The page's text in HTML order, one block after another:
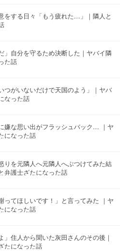
をする日々「もう疲れた…」｜隣人と
」自分を守るため決断した｜ヤバイ隣
た話
つがいないだけで天国のよう」｜ヤバ
なった話
嫌な思い出がフラッシュバック… ｜ヤ
になった話
りを元隣人へ元隣人へぶつけてみた結
弁護士ざたになった話
ってほしいです！」と言ってみた ｜ヤ
になった話
」住人から聞いた灰田さんのその後｜
たになった話